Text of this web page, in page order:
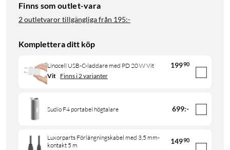
Finns som outlet-vara
2 outletvaror tillgängliga från 195:-
Komplettera ditt köp
Linocell USB-C-laddare med PD 20 W Vit 19990
Vit Finns i 2 varianter
Sudio F4 portabel högtalare 699:-
Luxorparts Förlängningskabel med 3,5 mm-
kontakt 5 m
14990